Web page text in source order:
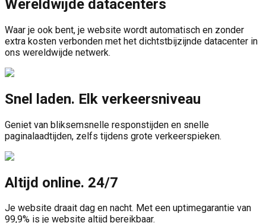
Wereldwijde datacenters
Waar je ook bent, je website wordt automatisch en zonder
extra kosten verbonden met het dichtstbijzijnde datacenter in
ons wereldwijde netwerk.
Snel laden. Elk verkeersniveau
Geniet van bliksemsnelle responstijden en snelle
paginalaadtijden, zelfs tijdens grote verkeerspieken.
Altijd online. 24/7
Je website draait dag en nacht. Met een uptimegarantie van
99,9% is je website altijd bereikbaar.